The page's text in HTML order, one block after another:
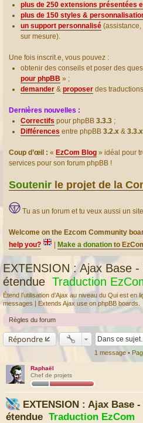
plus de 250 extensions présentées
plus de 150 styles &
un support personnalisé
sur mesure).
Une fois inscrit.e, vous pouvez :
obtenir des conseils et poser des
pour phpBB » ;
demander & proposer des
Dernières nouvelles :
Correctifs pour phpBB 3.3.3 ;
Différences entre phpBB 3.2.x & 3.3.x
Coup d’œil : « EzCom Blog » idéal pour
services pour son forum phpBB !
Soutenir le projet de la
Tu as un forum et tu veux aussi un
Welcome on the Ezcom Community
help you?
Make a donation to
EXTENSION : Ajax Base -
étendue Traduction
Étend l’utilisation d’Ajax au niveau du Qui est en
messages | Extends Ajax use on phpBB boards.
Règles du forum
Répondre
1 message •
Raphaël
Chef de projets
EXTENSION : Ajax Base
étendue Traduction EzCom